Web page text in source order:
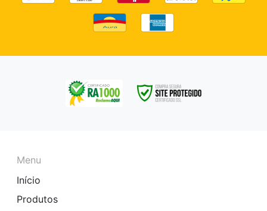
Menu
Início
Produtos